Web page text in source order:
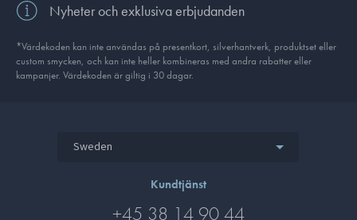
Nyheter och exklusiva erbjudanden
*Värdekoden kan inte användas på presentkort, silverhantverk, produkt­set eller
custom smycken, och kan inte heller kombineras med andra rabatter eller
kampanjer. Värdekoden är giltig i 30 dagar.
Sweden
Kundtjänst
+45 38 14 90 44